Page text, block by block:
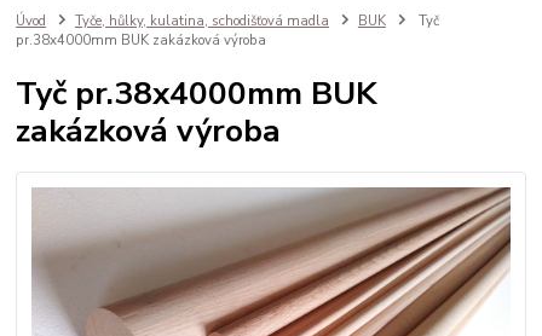
Úvod Tyče, hůlky, kulatina, schodišťová madla BUK
Tyč
pr.38x4000mm BUK zakázková výroba
Tyč pr.38x4000mm BUK
zakázková výroba